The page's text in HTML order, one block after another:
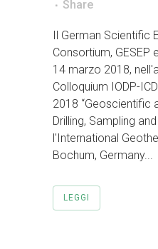
Share
Il German Scientific
Consortium, GESEP
14 marzo 2018,
Colloquium IODP-
2018 “Geoscientific
Drilling, Sampling
l'International
Bochum, Germany...
LEGGI